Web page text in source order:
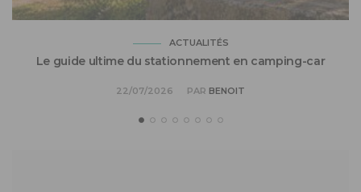
ACTUALITÉS
Le guide ultime du stationnement en camping-car
22/07/2026 PAR BENOIT